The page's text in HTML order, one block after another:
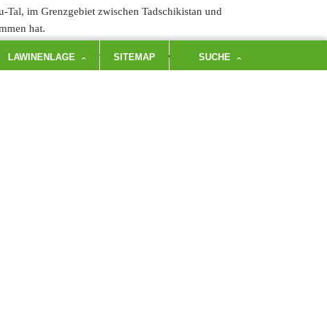
im Grenzgebiet zwischen Tadschikistan und
hat.
gelang ihnen eine Erstbegehung in
LAWINENLAGE SITEMAP SUCHE